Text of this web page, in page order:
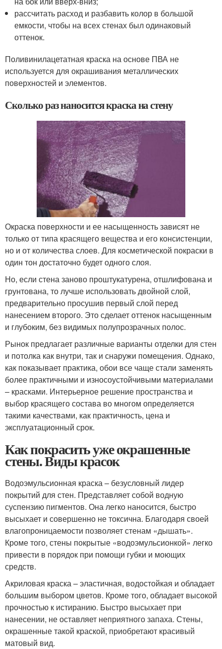
рассчитать расход и разбавить колор в большой
емкости, чтобы на всех стенах был одинаковый
оттенок.
Поливинилацетатная краска на основе ПВА не
используется для окрашивания металлических
поверхностей и элементов.
Сколько раз наносится краска на стену
Окраска поверхности и ее насыщенность зависят не
только от типа красящего вещества и его консистенции,
но и от количества слоев. Для косметической покраски в
один тон достаточно будет одного слоя.
Но, если стена заново проштукатурена, отшлифована и
грунтована, то лучше использовать двойной слой,
предварительно просушив первый слой перед
нанесением второго. Это сделает оттенок насыщенным
и глубоким, без видимых полупрозрачных полос.
Рынок предлагает различные варианты отделки для стен
и потолка как внутри, так и снаружи помещения. Однако,
как показывает практика, обои все чаще стали заменять
более практичными и износоустойчивыми материалами
– красками. Интерьерное решение пространства и
выбор красящего состава во многом определяется
такими качествами, как практичность, цена и
эксплуатационный срок.
Как покрасить уже окрашенные
стены. Виды красок
Водоэмульсионная краска – безусловный лидер
покрытий для стен. Представляет собой водную
суспензию пигментов. Она легко наносится, быстро
высыхает и совершенно не токсична. Благодаря своей
влагопроницаемости позволяет стенам «дышать».
Кроме того, стены покрытые «водоэмульсионкой» легко
привести в порядок при помощи губки и моющих
средств.
Акриловая краска – эластичная, водостойкая и обладает
большим выбором цветов. Кроме того, обладает высокой
прочностью к истиранию. Быстро высыхает при
нанесении, не оставляет неприятного запаха. Стены,
окрашенные такой краской, приобретают красивый
матовый вид.